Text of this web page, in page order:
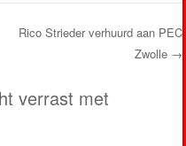
Rico Strieder verhuurd aan PEC
Zwolle →
verrast met